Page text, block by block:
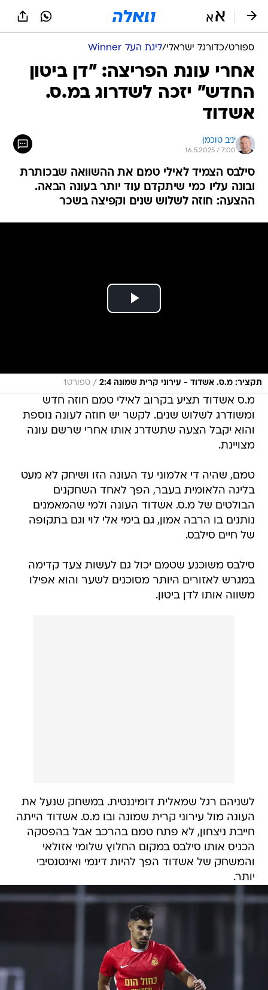
ספורט/כדורגל ישראלי/ליגת העל Winner
אחרי עונת הפריצה: "דן ביטון
החדש" יזכה לשדרוג במ.ס.
אשדוד
יניב טוכמן
16.5.2025 / 7:00
סילבס הצמיד לאילי טמם את ההשוואה שבכותרת
ובונה עליו כמי שיתקדם עוד יותר בעונה הבאה.
ההצעה: חוזה לשלוש שנים וקפיצה בשכר
תקציר: מ.ס. אשדוד - עירוני קרית שמונה 2:4 / ספורט1
מ.ס אשדוד תציע בקרוב לאילי טמם חוזה חדש
ומשודרג לשלוש שנים. לקשר יש חוזה לעונה נוספת
והוא יקבל הצעה שתשדרג אותו אחרי שרשם עונה
מצויינת.
טמם, שהיה די אלמוני עד העונה הזו ושיחק לא מעט
בליגה הלאומית בעבר, הפך לאחד השחקנים
הבולטים של מ.ס. אשדוד העונה ולמי שהמאמנים
נותנים בו הרבה אמון, גם בימי אלי לוי וגם בתקופה
של חיים סילבס.
סילבס משוכנע שטמם יכול גם לעשות צעד קדימה
במגרש לאזורים היותר מסוכנים לשער והוא אפילו
משווה אותו לדן ביטון.
לשניהם רגל שמאלית דומיננטית. במשחק שנעל את
העונה מול עירוני קרית שמונה ובו מ.ס. אשדוד הייתה
חייבת ניצחון, לא פתח טמם בהרכב אבל בהפסקה
הכניס אותו סילבס במקום החלוץ שלומי אזולאי
והמשחק של אשדוד הפך להיות דינמי ואינטנסיבי
יותר.